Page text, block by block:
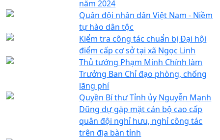
năm 2024
Quân đội nhân dân Việt Nam - Niềm
tự hào dân tộc
Kiểm tra công tác chuẩn bị Đại hội
điểm cấp cơ sở tại xã Ngọc Linh
Thủ tướng Phạm Minh Chính làm
Trưởng Ban Chỉ đạo phòng, chống
lãng phí
Quyền Bí thư Tỉnh ủy Nguyễn Mạnh
Dũng dự gặp mặt cán bộ cao cấp
quân đội nghỉ hưu, nghỉ công tác
trên địa bàn tỉnh